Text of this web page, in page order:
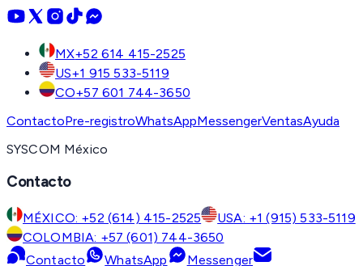
MX+52 614 415-2525
US+1 915 533-5119
CO+57 601 744-3650
ContactoPre-registroWhatsAppMessengerVentasAyuda
SYSCOM México
Contacto
MÉXICO: +52 (614) 415-2525
USA: +1 (915) 533-5119
COLOMBIA: +57 (601) 744-3650
Contacto
WhatsApp Messenger